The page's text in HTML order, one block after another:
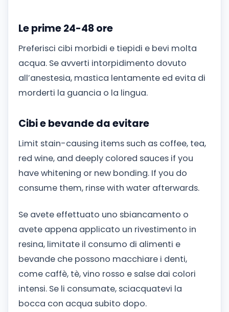
Le prime 24-48 ore
Preferisci cibi morbidi e tiepidi e bevi molta
acqua. Se avverti intorpidimento dovuto
all’anestesia, mastica lentamente ed evita di
morderti la guancia o la lingua.
Cibi e bevande da evitare
Limit stain-causing items such as coffee, tea,
red wine, and deeply colored sauces if you
have whitening or new bonding. If you do
consume them, rinse with water afterwards.
Se avete effettuato uno sbiancamento o
avete appena applicato un rivestimento in
resina, limitate il consumo di alimenti e
bevande che possono macchiare i denti,
come caffè, tè, vino rosso e salse dai colori
intensi. Se li consumate, sciacquatevi la
bocca con acqua subito dopo.